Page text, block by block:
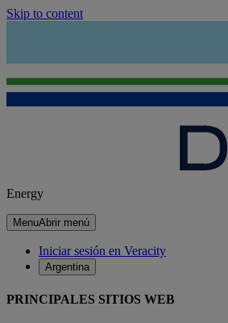
Skip to content
Energy
MenuAbrir menú
Iniciar sesión en Veracity
Argentina
PRINCIPALES SITIOS WEB